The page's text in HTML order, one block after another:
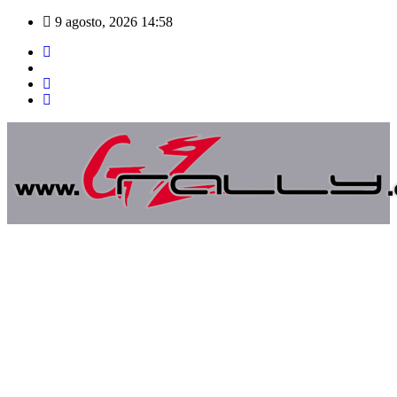
Saltar
contenido
9 agosto, 2026 14:58